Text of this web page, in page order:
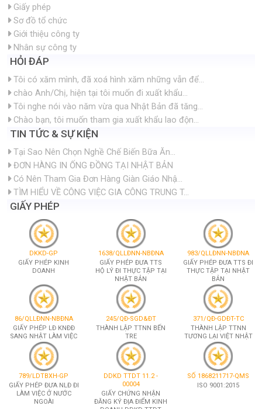
Giấy phép
Sơ đồ tổ chức
Giới thiệu công ty
Nhân sự công ty
HỎI ĐÁP
Tôi có xăm mình, đã xoá hình xăm những vẫn để...
chào Anh/Chị, hiện tại tôi muốn đi xuất khẩu...
Tôi nghe nói vào năm vừa qua Nhật Bản đã tăng...
Chào bạn, tôi muốn tham gia xuất khẩu lao độn...
TIN TỨC & SỰ KIỆN
Tại Sao Nên Chọn Nghề Chế Biến Bữa Ăn...
ĐƠN HÀNG IN ỐNG ĐỒNG TẠI NHẬT BẢN
Có Nên Tham Gia Đơn Hàng Giàn Giáo Nhậ...
TÌM HIỂU VỀ CÔNG VIỆC GIA CÔNG TRUNG T...
GIẤY PHÉP
DKKD-GP
GIẤY PHÉP KINH
DOANH
1638/QLLĐNN-NBĐNA
GIẤY PHÉP ĐƯA TTS
HỘ LÝ ĐI THỰC TẬP TẠI
NHẬT BẢN
983/QLLĐNN-NBĐNA
GIẤY PHÉP ĐƯA TTS ĐI
THỰC TẬP TẠI NHẬT
BẢN
86/QLLĐNN-NBĐNA
GIẤY PHÉP LĐ KNĐĐ
SANG NHẬT LÀM VIỆC
245/QĐ-SGD&ĐT
THÀNH LẬP TTNN BẾN
TRE
371/QĐ-GDĐT-TC
THÀNH LẬP TTNN
TƯƠNG LẠI VIỆT NHẬT
789/LDTBXH-GP
GIẤY PHÉP ĐƯA NLĐ ĐI
LÀM VIỆC Ở NƯỚC
NGOÀI
DDKD TTDT 11.2 -
00004
GIẤY CHỨNG NHẬN
ĐĂNG KÝ ĐỊA ĐIỂM KINH
SỐ 1868211717-QMS
ISO 9001:2015